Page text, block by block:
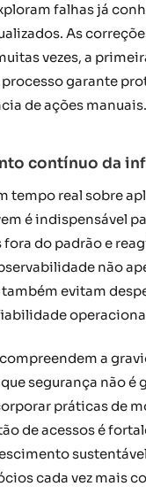
falhas já
As
vezes, a
garante
de ações manuais.
contínuo da
tempo real sobre
é indispensável
do padrão e
não
evitam
a
segurança não é
práticas de
de acessos é
cada vez mais